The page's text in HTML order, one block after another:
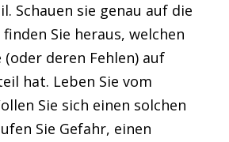
Schauen sie genau auf die
Sie heraus, welchen
(oder deren Fehlen) auf
hat. Leben Sie vom
Sie sich einen solchen
Sie Gefahr, einen